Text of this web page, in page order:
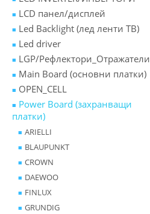
LCD панел/дисплей
Led Backlight (лед ленти ТВ)
Led driver
LGP/Рефлектори_Отражатели
Main Board (основни платки)
OPEN_CELL
Power Board (захранващи
платки)
ARIELLI
BLAUPUNKT
CROWN
DAEWOO
FINLUX
GRUNDIG